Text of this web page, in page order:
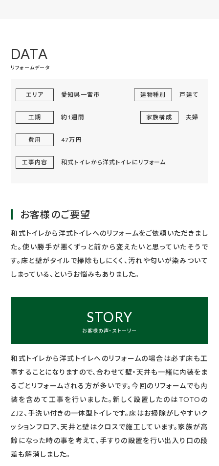
DATA
リフォームデータ
エリア 愛知県一宮市 建物種別 戸建て
工期 約1週間 家族構成 夫婦
費用 47万円
工事内容 和式トイレから洋式トイレにリフォーム
お客様のご要望
和式トイレから洋式トイレへのリフォームをご依頼いただきまし
た。使い勝手が悪くずっと前から変えたいと思っていたそうで
す。床と壁がタイルで掃除もしにくく、汚れや匂いが染みついて
しまっている、というお悩みもありました。
STORY
お客様の声・ストーリー
和式トイレから洋式トイレへのリフォームの場合は必ず床も工
事することになりますので、合わせて壁・天井も一緒に内装をま
るごとリフォームされる方が多いです。今回のリフォームでも内
装を含めて工事を行いました。新しく設置したのはTOTOの
ZJ2、手洗い付きの一体型トイレです。床はお掃除がしやすいク
ッションフロア、天井と壁はクロスで施工しています。家族が高
齢になった時の事を考えて、手すりの設置を行い出入り口の段
差も解消しました。